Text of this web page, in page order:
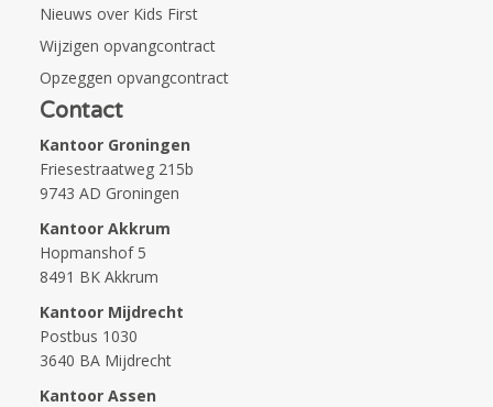
Nieuws over Kids First
Wijzigen opvangcontract
Opzeggen opvangcontract
Contact
Kantoor Groningen
Friesestraatweg 215b
9743 AD Groningen
Kantoor Akkrum
Hopmanshof 5
8491 BK Akkrum
Kantoor Mijdrecht
Postbus 1030
3640 BA Mijdrecht
Kantoor Assen